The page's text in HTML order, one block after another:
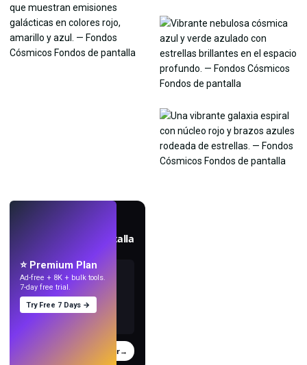
Crea fondos de pantalla
Probar→
⭐ Premium Plan
Ad-free + 8K + bulk tools.
7-day free trial.
Try Free 7 Days →